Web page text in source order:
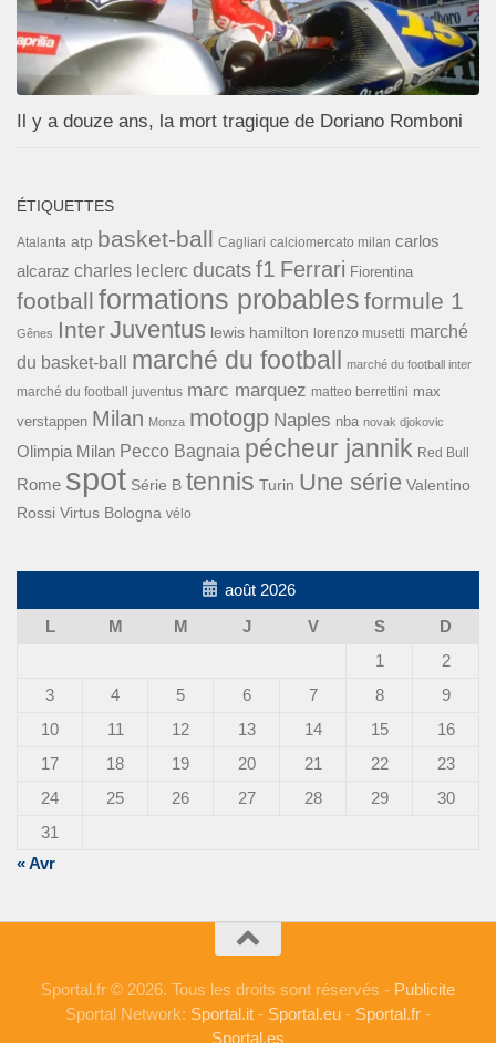
Il y a douze ans, la mort tragique de Doriano Romboni
ÉTIQUETTES
Atalanta atp basket-ball Cagliari calciomercato milan carlos
alcaraz charles leclerc ducats f1 Ferrari Fiorentina
football formations probables formule 1
Gênes InterJuventus lewis hamilton lorenzo musetti marché
du basket-ball
marché du football marché du football inter
marché du football juventus marc marquez matteo berrettini max
verstappen Milan Monza motogp Naples nba novak djokovic
Olimpia Milan Pecco Bagnaia pécheur jannik Red Bull
Rome spot Série B tennis Turin Une série Valentino
Rossi Virtus Bologna vélo
août 2026
L
M M J V S
D
1
2
3
4 5 6 7 8
9
10
11 12 13 14 15
16
17
18 19 20 21 22
23
24
25 26 27 28 29
30
31
« Avr
Sportal.fr © 2026. Tous les droits sont réservés - Publicite
Sportal Network: Sportal.it - Sportal.eu - Sportal.fr -
Sportal.es